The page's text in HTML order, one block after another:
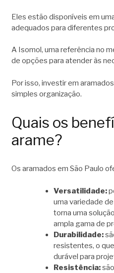
Eles estão disponíveis em
adequados para diferentes
A Isomol, uma referência no
de opções para atender às
Por isso, investir em
simples organização.
Quais os
arame?
Os aramados em São Paulo
Versatilidade:
uma variedade
torna uma
ampla gama de
Durabilidade:
resistentes, o
durável para
Resistência: